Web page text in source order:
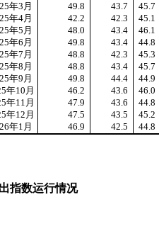
年3 月 49.8 43.7
45.7
年4月 42.2 42.3
45.1
年5 月 48.0 43.4
46.1
年6 月 49.8 43.4
44.8
年7 月 48.8 42.3
45.3
年8 月 48.8 43.4
45.7
年9 月 49.8 44.4
44.9
年10 月 46.2 43.6
46.0
年11 月 47.9 43.6
44.8
年12 月 47.5 43.5
45.2
年1 月 46.9 42.5 44.8
指数运行情况